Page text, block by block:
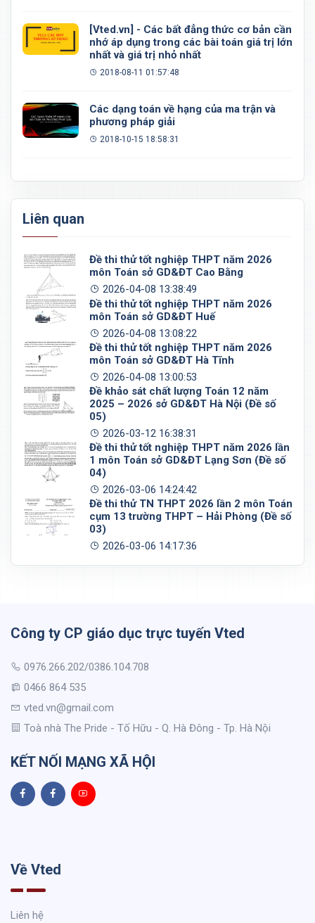
[Vted.vn] - Các bất đẳng thức cơ bản cần
nhớ áp dụng trong các bài toán giá trị lớn
nhất và giá trị nhỏ nhất
2018-08-11 01:57:48
Các dạng toán về hạng của ma trận và
phương pháp giải
2018-10-15 18:58:31
Liên quan
Đề thi thử tốt nghiệp THPT năm 2026
môn Toán sở GD&ĐT Cao Bằng
2026-04-08 13:38:49
Đề thi thử tốt nghiệp THPT năm 2026
môn Toán sở GD&ĐT Huế
2026-04-08 13:08:22
Đề thi thử tốt nghiệp THPT năm 2026
môn Toán sở GD&ĐT Hà Tĩnh
2026-04-08 13:00:53
Đề khảo sát chất lượng Toán 12 năm
2025 – 2026 sở GD&ĐT Hà Nội (Đề số
05)
2026-03-12 16:38:31
Đề thi thử tốt nghiệp THPT năm 2026 lần
1 môn Toán sở GD&ĐT Lạng Sơn (Đề số
04)
2026-03-06 14:24:42
Đề thi thử TN THPT 2026 lần 2 môn Toán
cụm 13 trường THPT – Hải Phòng (Đề số
03)
2026-03-06 14:17:36
Công ty CP giáo dục trực tuyến Vted
0976.266.202/0386.104.708
0466 864 535
vted.vn@gmail.com
Toà nhà The Pride - Tố Hữu - Q. Hà Đông - Tp. Hà Nội
KẾT NỐI MẠNG XÃ HỘI
Về Vted
Liên hệ